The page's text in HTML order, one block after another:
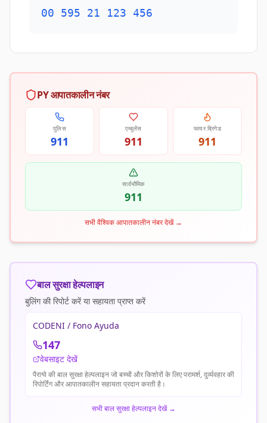
00 595 21 123 456
PY आपातकालीन नंबर
पुलिस
911
एम्बुलेंस
911
फायर ब्रिगेड
911
सार्वभौमिक
911
सभी वैश्विक आपातकालीन नंबर देखें→
बाल सुरक्षा हेल्पलाइन
बुलिंग की रिपोर्ट करें या सहायता प्राप्त करें
CODENI / Fono Ayuda
147
वेबसाइट देखें
पैराग्वे की बाल सुरक्षा हेल्पलाइन जो बच्चों और किशोरों के लिए परामर्श, दुर्व्यवहार की
रिपोर्टिंग और आपातकालीन सहायता प्रदान करती है।
सभी बाल सुरक्षा हेल्पलाइन देखें→